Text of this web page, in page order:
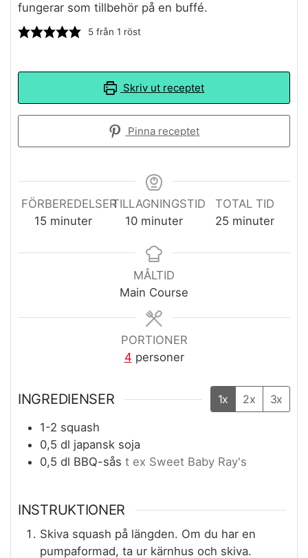
fungerar som tillbehör på en buffé.
5från 1 röst
Skriv ut receptet
Pinna receptet
FÖRBEREDELSER
15 minuter
minuter
TILLAGNINGSTID
10minuter
minuter
TOTAL TID
25 minuter
minuter
MÅLTID
Main Course
PORTIONER
4 personer
INGREDIENSER 1x 2x 3x
1-2 squash
0,5 dl japansk soja
0,5 dl BBQ-sås t ex Sweet Baby Ray's
INSTRUKTIONER
Skiva squash på längden. Om du har en
pumpaformad, ta ur kärnhus och skiva.